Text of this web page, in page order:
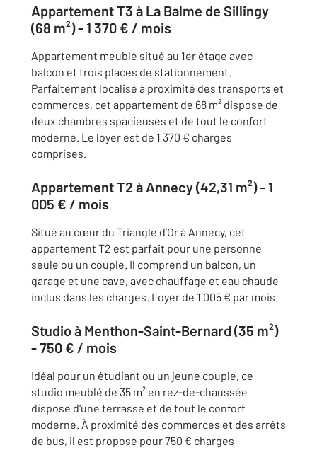
Appartement T3 à La Balme de Sillingy
(68 m²) - 1 370 € / mois
Appartement meublé situé au 1er étage avec
balcon et trois places de stationnement.
Parfaitement localisé à proximité des transports et
commerces, cet appartement de 68 m² dispose de
deux chambres spacieuses et de tout le confort
moderne. Le loyer est de 1 370 € charges
comprises.
Appartement T2 à Annecy (42,31 m²) - 1
005 € / mois
Situé au cœur du Triangle d’Or à Annecy, cet
appartement T2 est parfait pour une personne
seule ou un couple. Il comprend un balcon, un
garage et une cave, avec chauffage et eau chaude
inclus dans les charges. Loyer de 1 005 € par mois.
Studio à Menthon-Saint-Bernard (35 m²)
- 750 € / mois
Idéal pour un étudiant ou un jeune couple, ce
studio meublé de 35 m² en rez-de-chaussée
dispose d'une terrasse et de tout le confort
moderne. À proximité des commerces et des arrêts
de bus, il est proposé pour 750 € charges